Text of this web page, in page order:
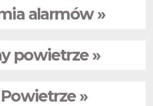
alarmów »
powietrze »
»